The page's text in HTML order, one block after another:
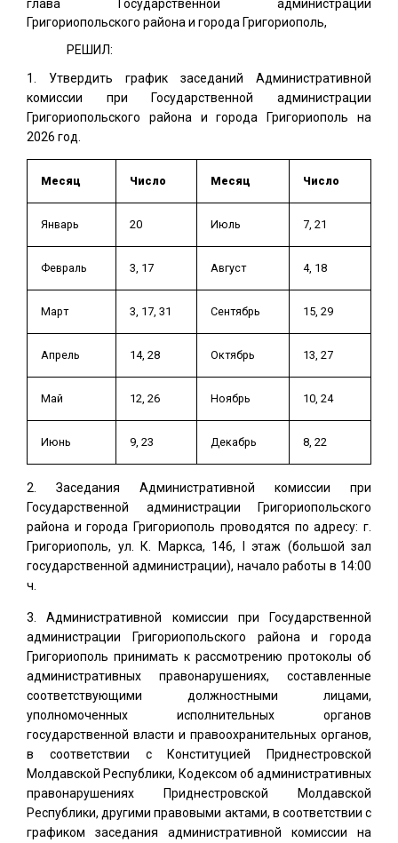
глава Государственной администрации
Григориопольского района и города Григориополь,
РЕШИЛ:
Утвердить график заседаний Административной
комиссии при Государственной администрации
Григориопольского района и города Григориополь на
2026 год.
Месяц Число Месяц Число
Январь 20 Июль 7, 21
Февраль 3, 17 Август 4, 18
Март 3, 17, 31 Сентябрь 15, 29
Апрель 14, 28 Октябрь 13, 27
Май 12, 26 Ноябрь 10, 24
Июнь 9, 23 Декабрь 8, 22
Заседания Административной комиссии при
Государственной администрации Григориопольского
района и города Григориополь проводятся по адресу: г.
Григориополь, ул. К. Маркса, 146, I этаж (большой зал
государственной администрации), начало работы в 14:00
ч.
Административной комиссии при Государственной
администрации Григориопольского района и города
Григориополь принимать к рассмотрению протоколы об
административных правонарушениях, составленные
соответствующими должностными лицами,
уполномоченных исполнительных органов
государственной власти и правоохранительных органов,
в соответствии с Конституцией Приднестровской
Молдавской Республики, Кодексом об административных
правонарушениях Приднестровской Молдавской
Республики, другими правовыми актами, в соответствии с
графиком заседания административной комиссии на